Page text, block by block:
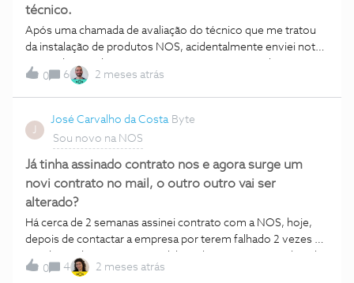
processo, mostrou uma enorme disponibilidade para
explicar cada passo, esclarecer dúvidas e certificar-se de que
eu compreendia o que estava a acontecer. Nunca transmitiu
pressa ou desinteresse; pelo contrário, fez-me sentir
ouvido, respeitado e valorizado enquanto cliente.A forma
empresas utilizassem profissionais como a Ana Leão como
referência para formação e atendimento, certamente teriam
técnico.
Após uma chamada de avaliação do técnico que me tratou
da instalação de produtos NOS, acidentalmente enviei nota
0 quando a minha intenção seria 10.Pergunto onde posso
corrigir o meu erro?Obrigado.
0 6 2 meses atrás
J
José Carvalho da Costa Byte
Sou novo na NOS
Já tinha assinado contrato nos e agora surge um
novi contrato no mail, o outro outro vai ser
alterado?
Há cerca de 2 semanas assinei contrato com a NOS, hoje,
depois de contactar a empresa por terem falhado 2 vezes a
instalação do serviço, um colaborador marcou nova data de
instalação e mandou novo contrato, o que isto pode
0 4 2 meses atrás